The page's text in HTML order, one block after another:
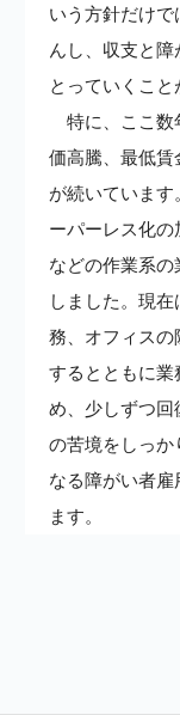
いう方針だけ
んし、収支と
とっていくこと
特に、ここ数
価高騰、最低賃
が続いていま
ーパーレス化
などの作業系
しました。現
務、オフィス
するとともに業
め、少しずつ回
の苦境をしっか
なる障がい者
ます。